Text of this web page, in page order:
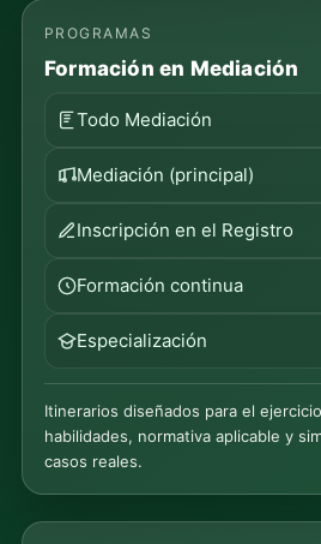
PROGRAMAS
Formación en Mediación
Todo Mediación
Mediación (principal)
Inscripción en el Registro
Formación continua
Especialización
Itinerarios diseñados para el
habilidades, normativa aplicable y
casos reales.